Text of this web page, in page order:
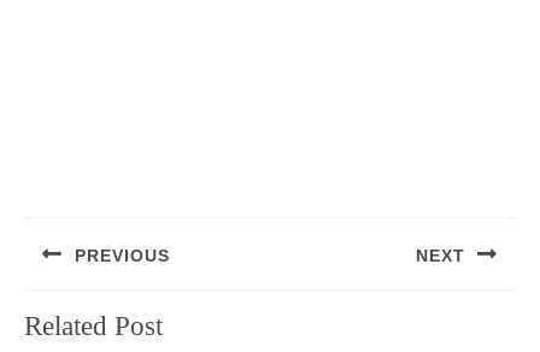
de
PREVIOUS
anterior:
NEXT
Related Post